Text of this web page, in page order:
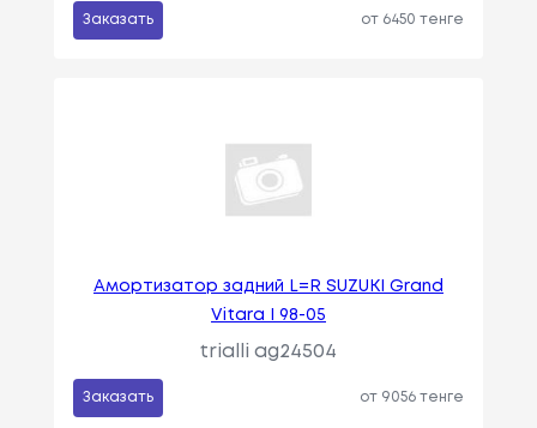
Заказать от 6450 тенге
Амортизатор задний L=R SUZUKI Grand
Vitara I 98-05
trialli ag24504
Заказать от 9056 тенге